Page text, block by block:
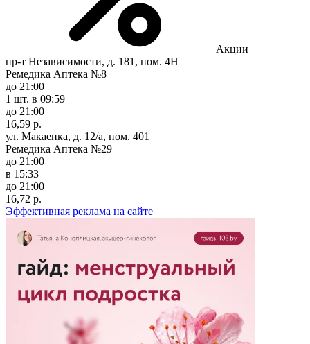
Акции
пр-т Независимости, д. 181, пом. 4Н
Ремедика Аптека №8
до 21:00
1 шт. в 09:59
до 21:00
16,59 р.
ул. Макаенка, д. 12/а, пом. 401
Ремедика Аптека №29
до 21:00
в 15:33
до 21:00
16,72 р.
Эффективная реклама на сайте